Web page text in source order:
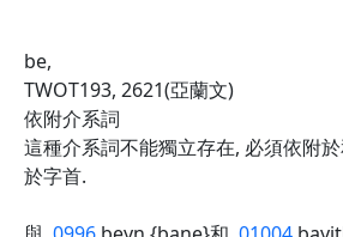
be,
TWOT193, 2621(亞蘭文)
依附介系詞
這種介系詞不能獨立存在, 必須依附
於字首.